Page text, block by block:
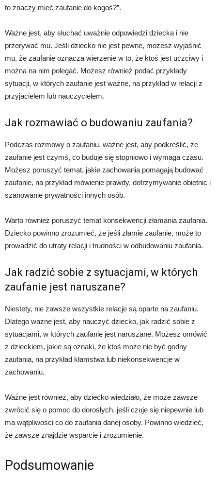
to znaczy mieć zaufanie do kogoś?”.
Ważne jest, aby słuchać uważnie odpowiedzi dziecka i nie
przerywać mu. Jeśli dziecko nie jest pewne, możesz wyjaśnić
mu, że zaufanie oznacza wierzenie w to, że ktoś jest uczciwy i
można na nim polegać. Możesz również podać przykłady
sytuacji, w których zaufanie jest ważne, na przykład w relacji z
przyjacielem lub nauczycielem.
Jak rozmawiać o budowaniu zaufania?
Podczas rozmowy o zaufaniu, ważne jest, aby podkreślić, że
zaufanie jest czymś, co buduje się stopniowo i wymaga czasu.
Możesz poruszyć temat, jakie zachowania pomagają budować
zaufanie, na przykład mówienie prawdy, dotrzymywanie obietnic i
szanowanie prywatności innych osób.
Warto również poruszyć temat konsekwencji złamania zaufania.
Dziecko powinno zrozumieć, że jeśli złamie zaufanie, może to
prowadzić do utraty relacji i trudności w odbudowaniu zaufania.
Jak radzić sobie z sytuacjami, w których
zaufanie jest naruszane?
Niestety, nie zawsze wszystkie relacje są oparte na zaufaniu.
Dlatego ważne jest, aby nauczyć dziecko, jak radzić sobie z
sytuacjami, w których zaufanie jest naruszane. Możesz omówić
z dzieckiem, jakie są oznaki, że ktoś może nie być godny
zaufania, na przykład kłamstwa lub niekonsekwencje w
zachowaniu.
Ważne jest również, aby dziecko wiedziało, że może zawsze
zwrócić się o pomoc do dorosłych, jeśli czuje się niepewnie lub
ma wątpliwości co do zaufania danej osoby. Powinno wiedzieć,
że zawsze znajdzie wsparcie i zrozumienie.
Podsumowanie